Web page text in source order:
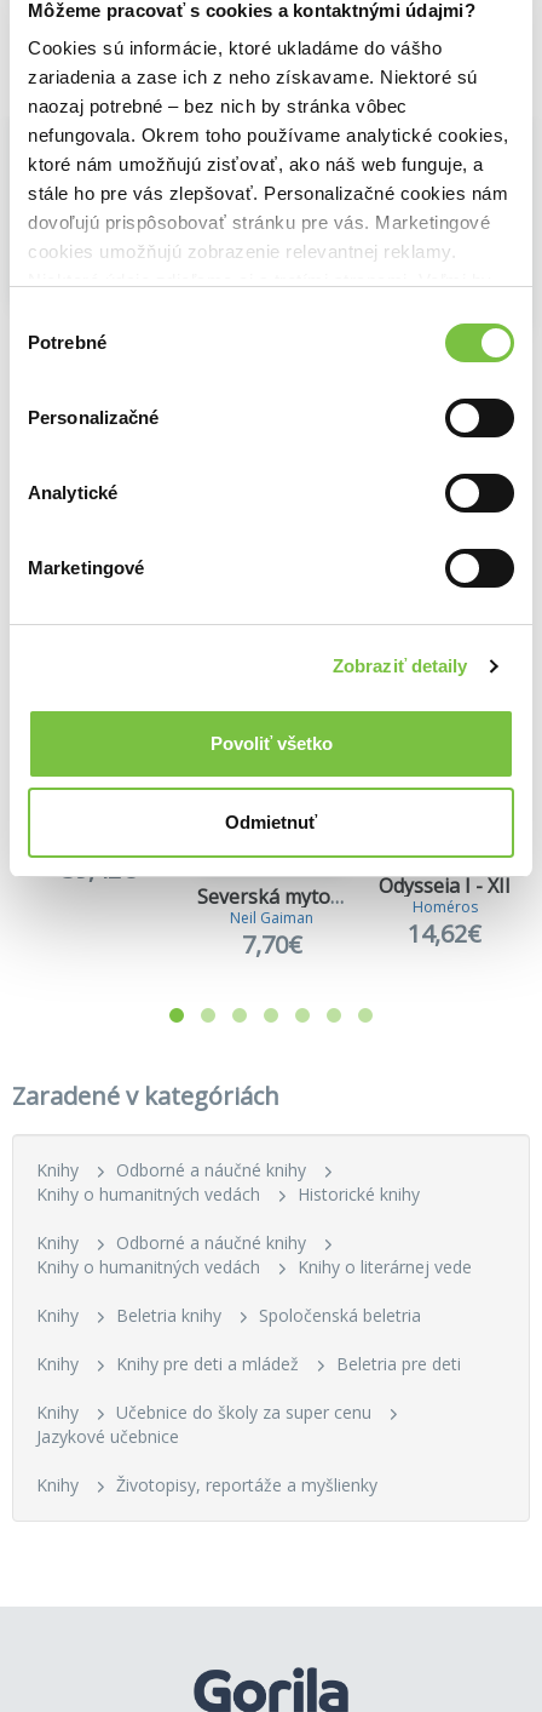
Môžeme pracovať s cookies a kontaktnými údajmi?
Cookies sú informácie, ktoré ukladáme do vášho
zariadenia a zase ich z neho získavame. Niektoré sú
naozaj potrebné – bez nich by stránka vôbec
nefungovala. Okrem toho používame analytické cookies,
ktoré nám umožňujú zisťovať, ako náš web funguje, a
stále ho pre vás zlepšovať. Personalizačné cookies nám
dovoľujú prispôsobovať stránku pre vás. Marketingové
cookies umožňujú zobrazenie relevantnej reklamy.
cookies.
súhlasu
Potrebné
Personalizačné
Analytické
Marketingové
Zobraziť detaily
Povoliť všetko
Odmietnuť
Vybrané pre teba
Artur Nowicki
Na sklade
Búdkovo
Na sklade
Amerikáni
15,72€
Ďalšie z kategórie Historické knihy
39,42€
Severská mytológia
Neil Gaiman
7,70€
Odysseia I - XII
Homéros
14,62€
Zaradené v kategóriách
Knihy
Odborné a náučné knihy
Knihy o humanitných vedách
Historické knihy
Knihy
Odborné a náučné knihy
Knihy o humanitných vedách
Knihy o literárnej vede
Knihy Beletria knihy Spoločenská beletria
Knihy Knihy pre deti a mládež Beletria pre deti
Knihy
Učebnice do školy za super cenu
Jazykové učebnice
Knihy Životopisy, reportáže a myšlienky